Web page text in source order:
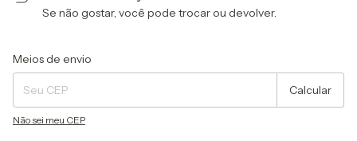
Se não gostar, você pode trocar ou devolver.
Entregas para o CEP:
Meios de envio
Calcular
Não sei meu CEP